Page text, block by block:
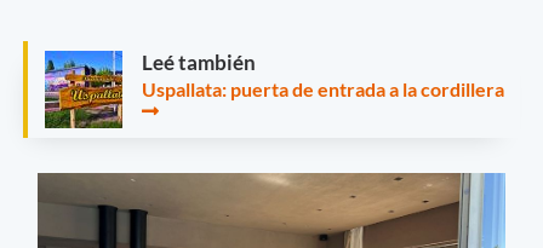
Leé también
Uspallata: puerta de entrada a la cordillera